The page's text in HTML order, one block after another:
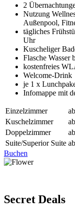
2
Nutzung
Außenpool,
tägliches
Uhr
Kuscheliger
Flasche Wasser
kostenfreies
Welcome-Drink
je 1 x
Infomappe mit
Einzelzimmer
Kuschelzimmer
Doppelzimmer
Suite/Superior Suite
Buchen
Secret Deals